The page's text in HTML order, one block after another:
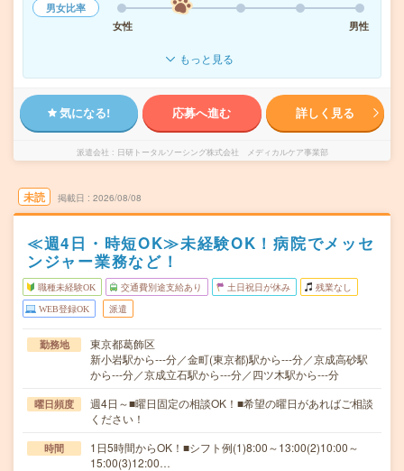
男女比率
女性
男性
もっと見る
気になる! 応募へ進む 詳しく見る
派遣会社 日研トータルソーシング株式会社 メディカルケア事業部
未読 掲載日 2026/08/08
≪週4日・時短OK≫未経験OK！病院でメッセ
ンジャー業務など！
職種未経験OK 交通費別途支給あり 土日祝日が休み 残業なし
WEB登録OK 派遣
勤務地
東京都葛飾区
新小岩駅から---分／金町(東京都)駅から---分／京成高砂駅
から---分／京成立石駅から---分／四ツ木駅から---分
曜日頻度
週4日～■曜日固定の相談OK！■希望の曜日があればご相談
ください！
時間
1日5時間からOK！■シフト例(1)8:00～13:00(2)10:00～
15:00(3)12:00…